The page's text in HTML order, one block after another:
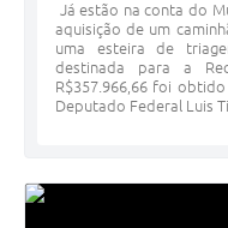
Já estão na conta do
aquisição de um
uma esteira de
destinada para a
R$357.966,66 foi
Deputado Federal Luis